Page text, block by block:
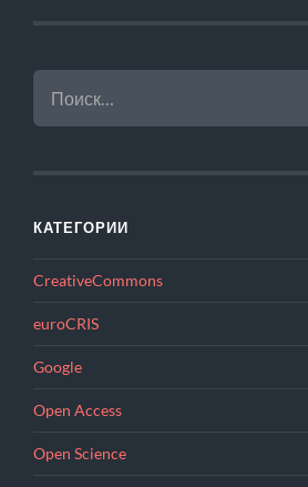
НАЙТИ:
КАТЕГОРИИ
CreativeCommons
euroCRIS
Google
Open Access
Open Science